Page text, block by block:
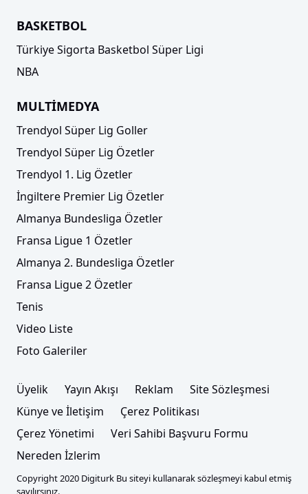
BASKETBOL
Türkiye Sigorta Basketbol Süper Ligi
NBA
MULTİMEDYA
Trendyol Süper Lig Goller
Trendyol Süper Lig Özetler
Trendyol 1. Lig Özetler
İngiltere Premier Lig Özetler
Almanya Bundesliga Özetler
Fransa Ligue 1 Özetler
Almanya 2. Bundesliga Özetler
Fransa Ligue 2 Özetler
Tenis
Video Liste
Foto Galeriler
Üyelik Yayın Akışı Reklam
Site Sözleşmesi
Künye ve İletişim
Çerez Politikası
Çerez Yönetimi
Veri Sahibi Başvuru Formu
Nereden İzlerim
Copyright 2020 Digiturk Bu siteyi kullanarak sözleşmeyi kabul etmiş
sayılırsınız.